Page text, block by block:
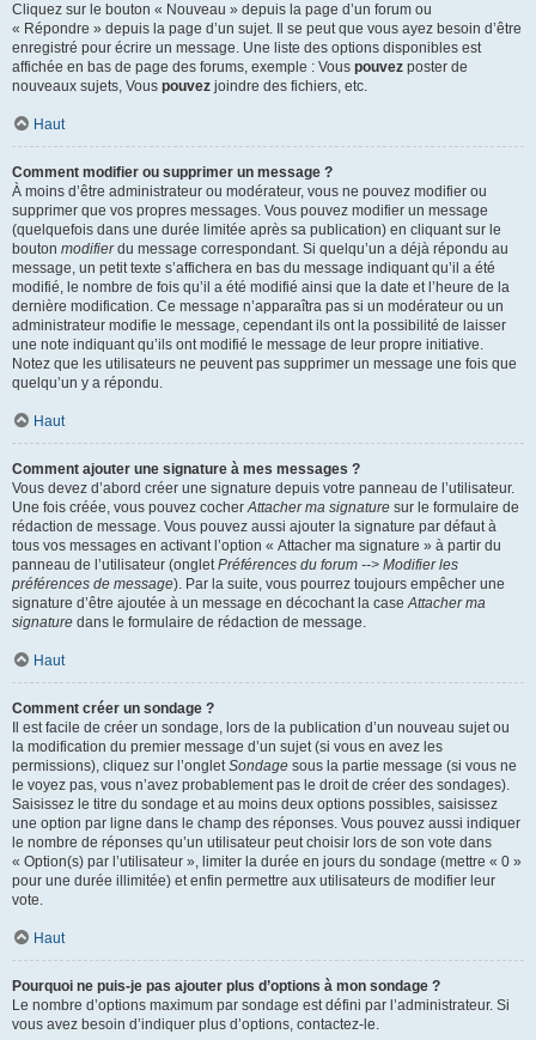
Cliquez sur le bouton « Nouveau » depuis la page d’un forum ou
« Répondre » depuis la page d’un sujet. Il se peut que vous ayez besoin d’être
enregistré pour écrire un message. Une liste des options disponibles est
affichée en bas de page des forums, exemple : Vous pouvez poster de
nouveaux sujets, Vous pouvez joindre des fichiers, etc.
Haut
Comment modifier ou supprimer un message ?
À moins d’être administrateur ou modérateur, vous ne pouvez modifier ou
supprimer que vos propres messages. Vous pouvez modifier un message
(quelquefois dans une durée limitée après sa publication) en cliquant sur le
bouton modifierdu message correspondant. Si quelqu’un a déjà répondu au
message, un petit texte s’affichera en bas du message indiquant qu’il a été
modifié, le nombre de fois qu’il a été modifié ainsi que la date et l’heure de la
dernière modification. Ce message n’apparaîtra pas si un modérateur ou un
administrateur modifie le message, cependant ils ont la possibilité de laisser
une note indiquant qu’ils ont modifié le message de leur propre initiative.
Notez que les utilisateurs ne peuvent pas supprimer un message une fois que
quelqu’un y a répondu.
Haut
Comment ajouter une signature à mes messages ?
Vous devez d’abord créer une signature depuis votre panneau de l’utilisateur.
Une fois créée, vous pouvez cocherAttacher ma signature sur le formulaire de
rédaction de message. Vous pouvez aussi ajouter la signature par défaut à
tous vos messages en activant l’option « Attacher ma signature » à partir du
panneau de l’utilisateur (ongletPréférences du forum --> Modifier les
préférences de message). Par la suite, vous pourrez toujours empêcher une
signature d’être ajoutée à un message en décochant la caseAttacher ma
signature dans le formulaire de rédaction de message.
Haut
Comment créer un sondage ?
Il est facile de créer un sondage, lors de la publication d’un nouveau sujet ou
la modification du premier message d’un sujet (si vous en avez les
permissions), cliquez sur l’ongletSondage sous la partie message (si vous ne
le voyez pas, vous n’avez probablement pas le droit de créer des sondages).
Saisissez le titre du sondage et au moins deux options possibles, saisissez
une option par ligne dans le champ des réponses. Vous pouvez aussi indiquer
le nombre de réponses qu’un utilisateur peut choisir lors de son vote dans
« Option(s) par l’utilisateur », limiter la durée en jours du sondage (mettre « 0 »
pour une durée illimitée) et enfin permettre aux utilisateurs de modifier leur
vote.
Haut
Pourquoi ne puis-je pas ajouter plus d’options à mon sondage ?
Le nombre d’options maximum par sondage est défini par l’administrateur. Si
vous avez besoin d’indiquer plus d’options, contactez-le.